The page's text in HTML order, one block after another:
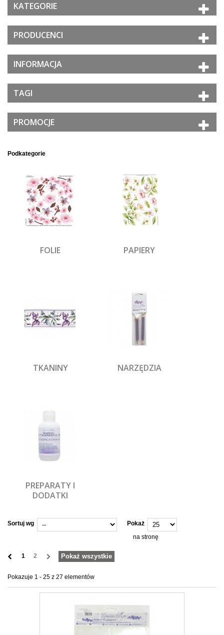
KATEGORIE
PRODUCENCI
INFORMACJA
TAGI
PROMOCJE
Podkategorie
FOLIE PAPIERY
TKANINY NARZĘDZIA
PREPARATY I
DODATKI
Sortuj wg
Pokaż
na stronę
Pokaż wszystkie
1 2
Pokazuje 1 - 25 z 27 elementów